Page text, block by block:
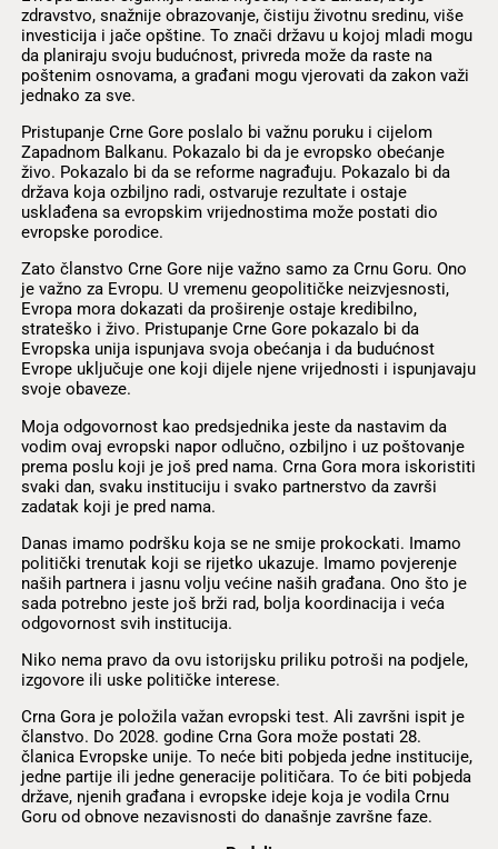
zdravstvo, snažnije obrazovanje, čistiju životnu sredinu, više
investicija i jače opštine. To znači državu u kojoj mladi mogu
da planiraju svoju budućnost, privreda može da raste na
poštenim osnovama, a građani mogu vjerovati da zakon važi
jednako za sve.
Pristupanje Crne Gore poslalo bi važnu poruku i cijelom
Zapadnom Balkanu. Pokazalo bi da je evropsko obećanje
živo. Pokazalo bi da se reforme nagrađuju. Pokazalo bi da
država koja ozbiljno radi, ostvaruje rezultate i ostaje
usklađena sa evropskim vrijednostima može postati dio
evropske porodice.
Zato članstvo Crne Gore nije važno samo za Crnu Goru. Ono
je važno za Evropu. U vremenu geopolitičke neizvjesnosti,
Evropa mora dokazati da proširenje ostaje kredibilno,
strateško i živo. Pristupanje Crne Gore pokazalo bi da
Evropska unija ispunjava svoja obećanja i da budućnost
Evrope uključuje one koji dijele njene vrijednosti i ispunjavaju
svoje obaveze.
Moja odgovornost kao predsjednika jeste da nastavim da
vodim ovaj evropski napor odlučno, ozbiljno i uz poštovanje
prema poslu koji je još pred nama. Crna Gora mora iskoristiti
svaki dan, svaku instituciju i svako partnerstvo da završi
zadatak koji je pred nama.
Danas imamo podršku koja se ne smije prokockati. Imamo
politički trenutak koji se rijetko ukazuje. Imamo povjerenje
naših partnera i jasnu volju većine naših građana. Ono što je
sada potrebno jeste još brži rad, bolja koordinacija i veća
odgovornost svih institucija.
Niko nema pravo da ovu istorijsku priliku potroši na podjele,
izgovore ili uske političke interese.
Crna Gora je položila važan evropski test. Ali završni ispit je
članstvo. Do 2028. godine Crna Gora može postati 28.
članica Evropske unije. To neće biti pobjeda jedne institucije,
jedne partije ili jedne generacije političara. To će biti pobjeda
države, njenih građana i evropske ideje koja je vodila Crnu
Goru od obnove nezavisnosti do današnje završne faze.